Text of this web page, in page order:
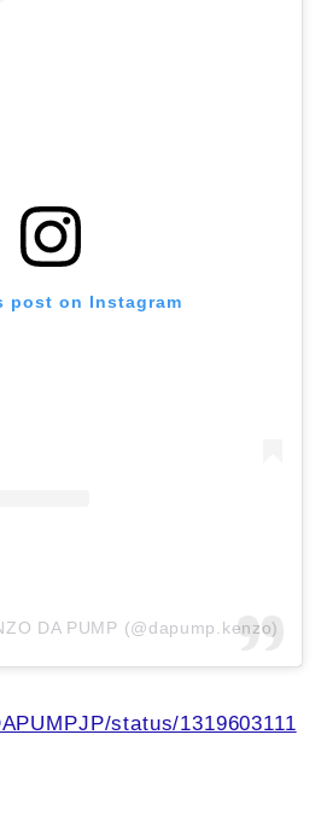
post on Instagram
DA PUMP (@dapump.kenzo)
status/1319603111